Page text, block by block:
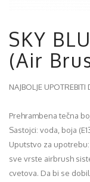
SKY
(Air
NAJBOLJE UPOTREBITI
Prehrambena tečna
Sastojci: voda, boja
Uputstvo za
sve vrste airbrush
cvetova. Da bi se